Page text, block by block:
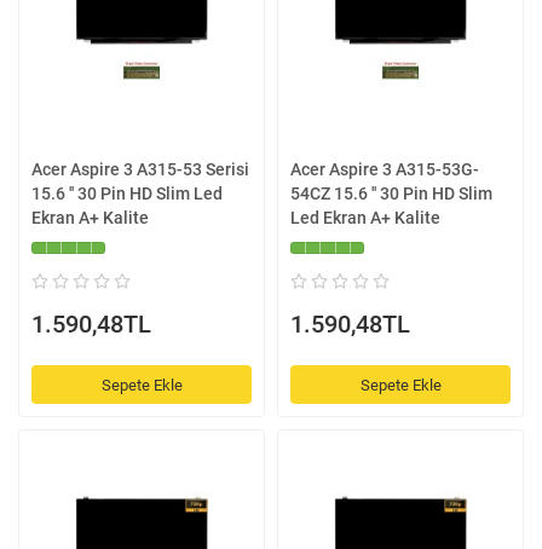
Acer Aspire 3 A315-53 Serisi
15.6 '' 30 Pin HD Slim Led
Ekran A+ Kalite
1.590,48TL
Sepete Ekle
Acer Aspire 3 A315-53G-
54CZ 15.6 '' 30 Pin HD Slim
Led Ekran A+ Kalite
1.590,48TL
Sepete Ekle